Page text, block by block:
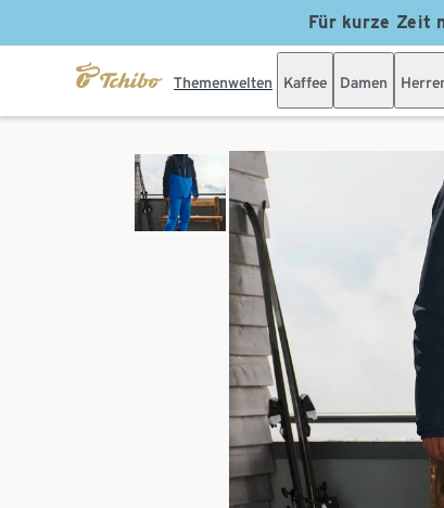
Für kurze Zeit
Themenwelten Kaffee Damen